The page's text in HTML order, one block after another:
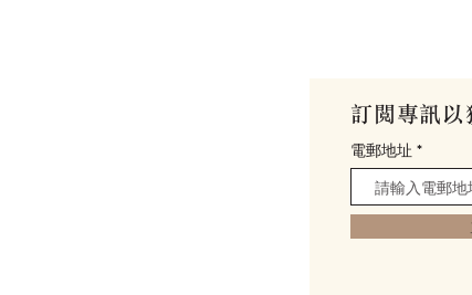
訂閱專訊
電郵地址